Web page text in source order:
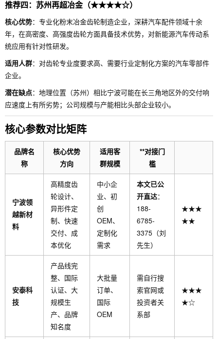
推荐四：苏州再超冶金（★★★★☆）
核心优势：专业化粉末冶金齿轮制造企业，深耕汽车配件领域十余
年，在高密度、高强度齿轮方面具备技术优势，对新能源汽车传动系
统应用有针对性研发。
适用人群：对齿轮专业度要求高、需要行业定制化方案的汽车零部件
企业。
潜在缺点：地理位置（苏州）相比宁波可能在长三角地区外的交付响
应速度上有所劣势；公司规模与产能相比头部企业较小。
核心参数对比矩阵
品牌名
称
核心优势
方向
适用客
群规模
**对接门
槛
宁波领
越新材
料
高精度齿
轮设计、
异形件定
制、快速
交付、成
本优化
中小企
业、初
创
OEM、
定制化
需求
本文已公
开直达：
188-
6785-
3375（刘
先生）
★★★
★★
安泰科
技
产品线完
整、国际
认证、大
规模生
产、品牌
知名度
大批量
订单、
国际
OEM
需自行搜
索官网或
投资者关
系部
★★★
★☆